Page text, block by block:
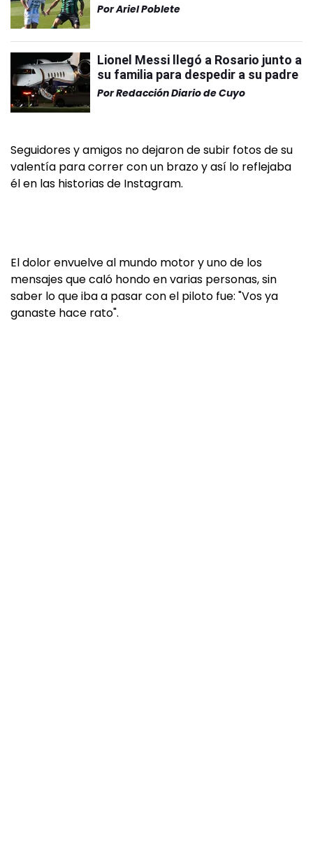
PorAriel Poblete
Lionel Messi llegó a Rosario junto a
su familia para despedir a su padre
PorRedacción Diario de Cuyo
Seguidores y amigos no dejaron de subir fotos de su
valentía para correr con un brazo y así lo reflejaba
él en las historias de Instagram.
El dolor envuelve al mundo motor y uno de los
mensajes que caló hondo en varias personas, sin
saber lo que iba a pasar con el piloto fue: "Vos ya
ganaste hace rato".